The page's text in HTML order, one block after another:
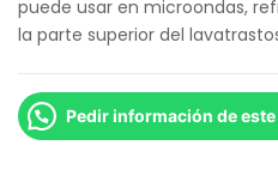
puede usar en microondas,
la parte superior del
Pedir información de